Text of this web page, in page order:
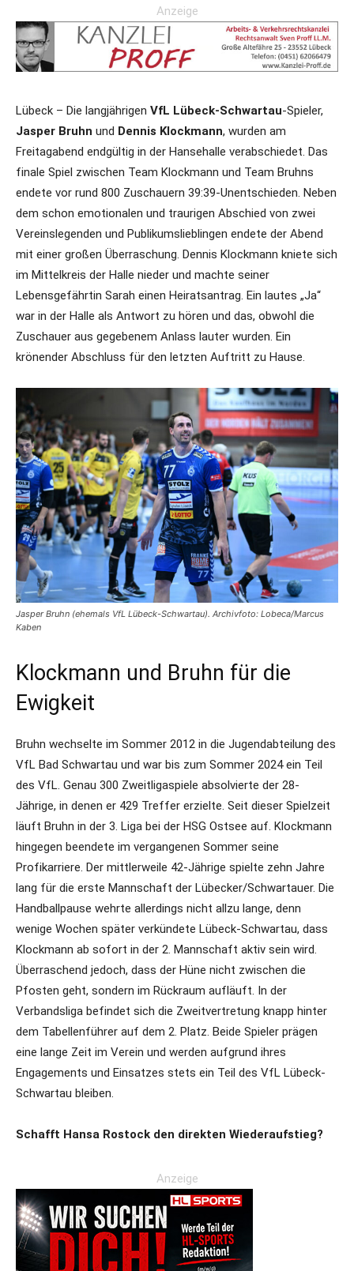
Anzeige
Lübeck – Die langjährigen VfL Lübeck-Schwartau-Spieler,
Jasper Bruhn und Dennis Klockmann, wurden am
Freitagabend endgültig in der Hansehalle verabschiedet. Das
finale Spiel zwischen Team Klockmann und Team Bruhns
endete vor rund 800 Zuschauern 39:39-Unentschieden. Neben
dem schon emotionalen und traurigen Abschied von zwei
Vereinslegenden und Publikumslieblingen endete der Abend
mit einer großen Überraschung. Dennis Klockmann kniete sich
im Mittelkreis der Halle nieder und machte seiner
Lebensgefährtin Sarah einen Heiratsantrag. Ein lautes „Ja“
war in der Halle als Antwort zu hören und das, obwohl die
Zuschauer aus gegebenem Anlass lauter wurden. Ein
krönender Abschluss für den letzten Auftritt zu Hause.
Jasper Bruhn (ehemals VfL Lübeck-Schwartau). Archivfoto: Lobeca/Marcus
Kaben
Klockmann und Bruhn für die
Ewigkeit
Bruhn wechselte im Sommer 2012 in die Jugendabteilung des
VfL Bad Schwartau und war bis zum Sommer 2024 ein Teil
des VfL. Genau 300 Zweitligaspiele absolvierte der 28-
Jährige, in denen er 429 Treffer erzielte. Seit dieser Spielzeit
läuft Bruhn in der 3. Liga bei der HSG Ostsee auf. Klockmann
hingegen beendete im vergangenen Sommer seine
Profikarriere. Der mittlerweile 42-Jährige spielte zehn Jahre
lang für die erste Mannschaft der Lübecker/Schwartauer. Die
Handballpause wehrte allerdings nicht allzu lange, denn
wenige Wochen später verkündete Lübeck-Schwartau, dass
Klockmann ab sofort in der 2. Mannschaft aktiv sein wird.
Überraschend jedoch, dass der Hüne nicht zwischen die
Pfosten geht, sondern im Rückraum aufläuft. In der
Verbandsliga befindet sich die Zweitvertretung knapp hinter
dem Tabellenführer auf dem 2. Platz. Beide Spieler prägen
eine lange Zeit im Verein und werden aufgrund ihres
Engagements und Einsatzes stets ein Teil des VfL Lübeck-
Schwartau bleiben.
Schafft Hansa Rostock den direkten Wiederaufstieg?
Anzeige